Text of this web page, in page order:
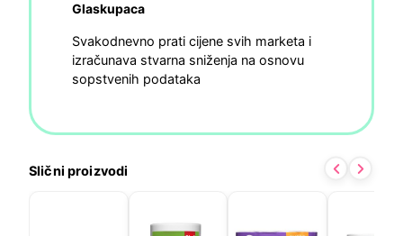
Glaskupaca
Svakodnevno prati cijene svih marketa i
izračunava stvarna sniženja na osnovu
sopstvenih podataka
Slični proizvodi